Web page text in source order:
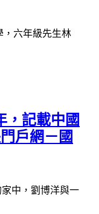
，六年級先生林
，記載中國
戶網－國
中，劉博洋與一